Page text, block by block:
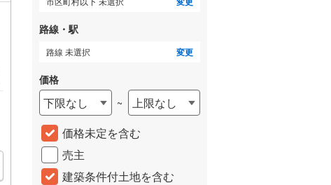
路線・駅
路線 未選択 変更
価格
下限なし ~
上限なし
価格未定を含む
売主
建築条件付土地を含む